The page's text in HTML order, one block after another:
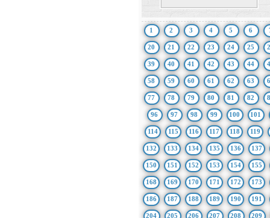
1 2 3 4 5 6
20 21 22 23 24 25
39 40 41 42 43 44
58 59 60 61 62 63
77 78 79 80 81 82
96 97 98 99 100 101
114 115 116 117 118 119
132 133 134 135 136 137
150 151 152 153 154 155
168 169 170 171 172 173
186 187 188 189 190 191
204 205 206 207 208 209